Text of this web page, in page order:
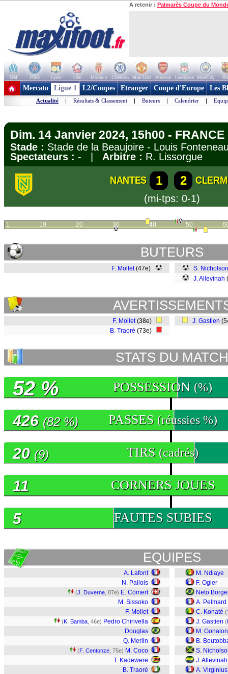
A retenir : Palmarès Coupe du
OM PSG Lyon Lille Monaco Chelsea Man Utd Arsenal Liverpool ManCity
+ de clubs
Mercato Ligue 1 L2/Coupes Etranger Coupe d'Europe Les
Actualité | Résultats & Classement | Buteurs | Calendrier |
Dim. 14 Janvier 2024, 15h00 -
Stade : Stade de la Beaujoire - Louis
Spectateurs : - | Arbitre : R. Lissorgue
NANTES 1 2
(mi-tps: 0-1)
1 10 20 30 40 50
BUTEURS
F. Mollet(47e)
S. Nicholson
J. Allevinah
F. Mollet(38e)
B. Traoré (73e)
J. Gastien
STATS DU MATCH
POSSESSION (%)
52 %
PASSES (réussies %)
426 (82 %)
TIRS (cadrés)
20 (9)
CORNERS JOUES
11
FAUTES SUBIES
5
EQUIPES
A. Lafont
N. Pallois
(J. Duverne , 87e) E. Cömert
M. Sissoko
F. Mollet
(K. Bamba , 46e) Pedro Chirivella
Douglas
Q. Merlin
(F. Centonze , 75e) M. Coco
T. Kadewere
B. Traoré
M. Ndiaye
F. Ogier
Neto
A. Pelmard
C. Konaté (
J. Gastien (
M.
B.
S.
J. Allevinah
A. Virginius